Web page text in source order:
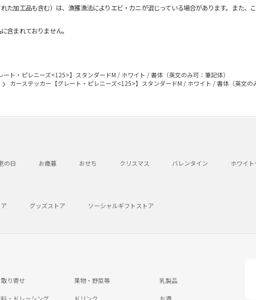
加工品も含む）は、漁獲漁法によりエビ・カニが混じっている場合があります。また、
含まれておりません。
ート・ピレニーズ<125>】スタンダードM / ホワイト / 書体（英文のみ可：筆記体）
カーステッカー【グレート・ピレニーズ<125>】スタンダードM / ホワイト / 書体（英文の
の日 お歳暮 おせち クリスマス バレンタイン ホワイト
グッズストア ソーシャルギフトストア
り寄せ 果物・野菜等 乳製品
・ドレッシング ドリンク お酒